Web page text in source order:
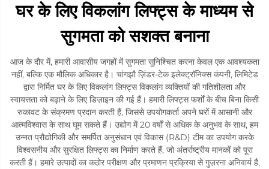
घर के लिए विकलांग लिफ्ट्स के माध्यम से
सुगमता को सशक्त बनाना
आज के दौर में, हमारी आवासीय जगहों में सुगमता सुनिश्चित करना केवल एक आवश्यकता
नहीं, बल्कि एक मौलिक अधिकार है। चांगझौ ज़िंडर-टेक इलेक्ट्रॉनिक्स कंपनी, लिमिटेड
द्वारा निर्मित घर के लिए विकलांग लिफ्ट्स विकलांग व्यक्तियों की गतिशीलता और
स्वायत्तता को बढ़ाने के लिए डिज़ाइन की गई हैं। हमारी लिफ्ट्स फर्शों के बीच बिना किसी
रुकावट के संक्रमण प्रदान करती हैं, जिससे उपयोगकर्ता अपने घरों में आसानी और
आत्मविश्वास के साथ घूम सकते हैं। उद्योग में 20 वर्षों से अधिक के अनुभव के साथ, हम
उन्नत प्रौद्योगिकी और समर्पित अनुसंधान एवं विकास (R&D) टीम का उपयोग करके
विश्वसनीय और सुरक्षित लिफ्ट्स का निर्माण करते हैं, जो अंतर्राष्ट्रीय मानकों को पूरा
करती हैं। हमारे उत्पादों का कठोर परीक्षण और प्रमाणन प्रक्रिया से गुज़रना अनिवार्य है,